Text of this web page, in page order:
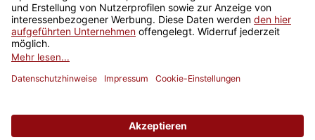
Newsletter